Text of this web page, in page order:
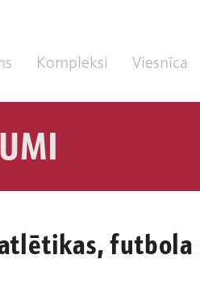
Kompleksi Viesnīca